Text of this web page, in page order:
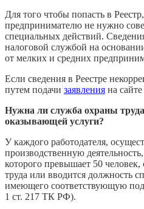
Для того чтобы попасть в
предпринимателю не нужно
специальных действий.
налоговой службой на
от мелких и средних
Если сведения в Реестре
путем подачи заявления на сайте
Нужна ли служба охраны
оказывающей услуги?
У каждого работодателя,
производственную
которого превышает 50 человек,
труда или вводится должность
имеющего соответствующую
1 ст. 217 ТК РФ).